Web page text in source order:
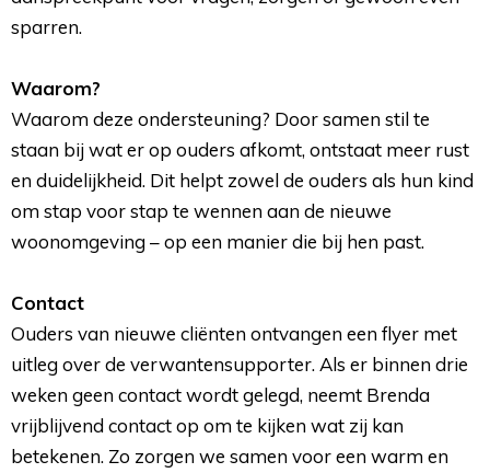
sparren.
Waarom?
Waarom deze ondersteuning? Door samen stil te
staan bij wat er op ouders afkomt, ontstaat meer rust
en duidelijkheid. Dit helpt zowel de ouders als hun kind
om stap voor stap te wennen aan de nieuwe
woonomgeving – op een manier die bij hen past.
Contact
Ouders van nieuwe cliënten ontvangen een flyer met
uitleg over de verwantensupporter. Als er binnen drie
weken geen contact wordt gelegd, neemt Brenda
vrijblijvend contact op om te kijken wat zij kan
betekenen. Zo zorgen we samen voor een warm en